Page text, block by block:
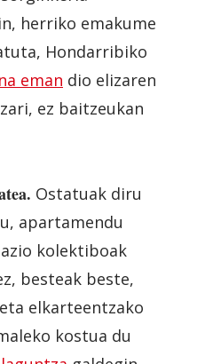
herriko emakume
Hondarribiko
eman dio elizaren
ez baitzeukan
Ostatuak diru
apartamendu
kolektiboak
besteak beste,
elkarteentzako
kostua du